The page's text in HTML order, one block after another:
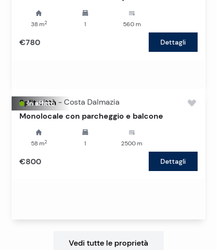
38m2 1 560m
€780 Dettagli
In affitto
Split città - Costa Dalmazia
Monolocale con parcheggio e balcone
58m2 1 2500 m
€800 Dettagli
Vedi tutte le proprietà